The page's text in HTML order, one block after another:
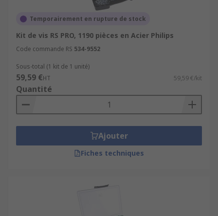
Temporairement en rupture de stock
Kit de vis RS PRO, 1190 pièces en Acier Philips
Code commande RS 534-9552
Sous-total (1 kit de 1 unité)
59,59 €HT 59,59 €/kit
Quantité
Ajouter
Fiches techniques